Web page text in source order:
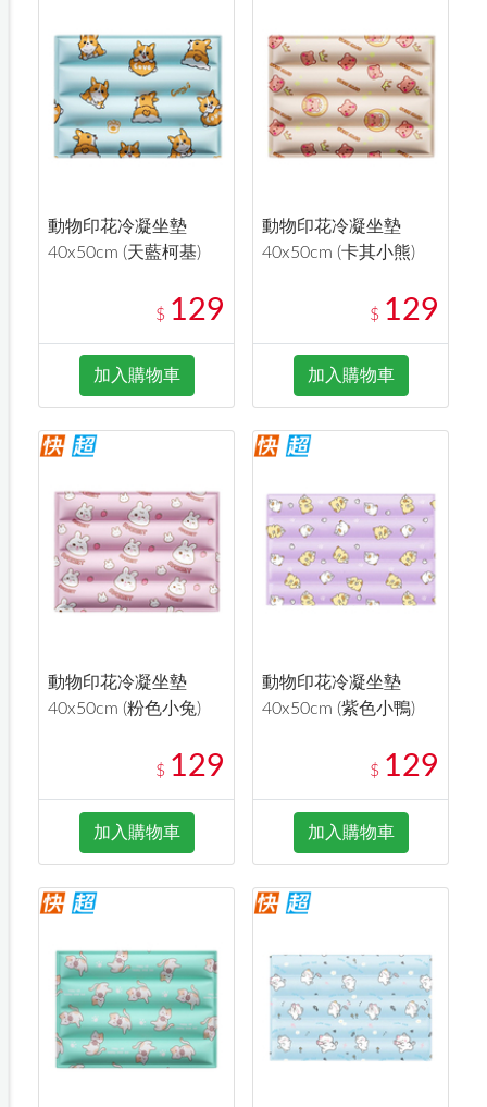
動物印花冷凝坐墊
40x50cm (天藍柯基)
$ 129
加入購物車
動物印花冷凝坐墊
40x50cm (卡其小熊)
$ 129
加入購物車
動物印花冷凝坐墊
40x50cm (粉色小兔)
$ 129
加入購物車
動物印花冷凝坐墊
40x50cm (紫色小鴨)
$ 129
加入購物車